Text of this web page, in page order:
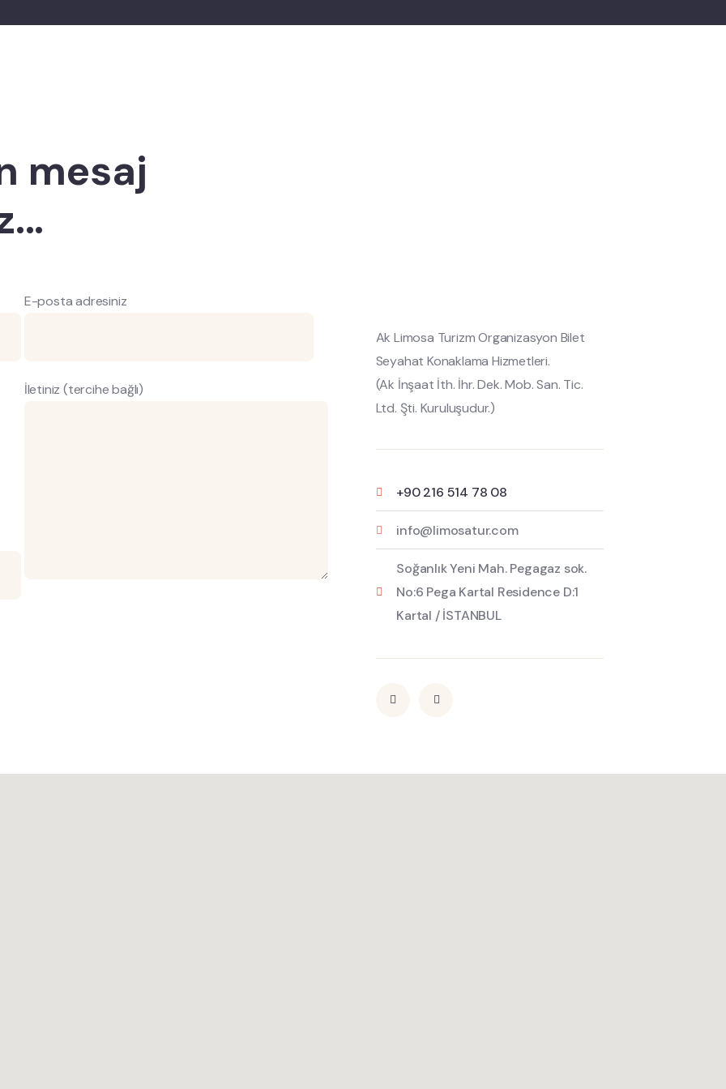
mesaj
E-posta adresiniz
İletiniz (tercihe bağlı)
Ak Limosa Turizm Organizasyon Bilet
Seyahat Konaklama Hizmetleri.
(Ak İnşaat İth. İhr. Dek. Mob. San. Tic.
Ltd. Şti. Kuruluşudur.)
+90 216 514 78 08
info@limosatur.com
Soğanlık Yeni Mah. Pegagaz sok.
No:6 Pega Kartal Residence D:1
Kartal / İSTANBUL